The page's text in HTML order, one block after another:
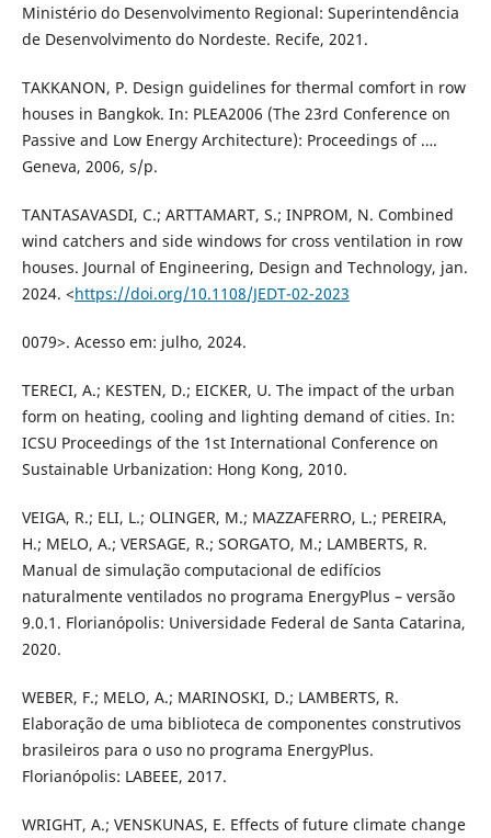
Ministério do Desenvolvimento Regional: Superintendência
de Desenvolvimento do Nordeste. Recife, 2021.
TAKKANON, P. Design guidelines for thermal comfort in row
houses in Bangkok. In: PLEA2006 (The 23rd Conference on
Passive and Low Energy Architecture): Proceedings of ….
Geneva, 2006, s/p.
TANTASAVASDI, C.; ARTTAMART, S.; INPROM, N. Combined
wind catchers and side windows for cross ventilation in row
houses. Journal of Engineering, Design and Technology, jan.
2024. <https://doi.org/10.1108/JEDT-02-2023
0079>. Acesso em: julho, 2024.
TERECI, A.; KESTEN, D.; EICKER, U. The impact of the urban
form on heating, cooling and lighting demand of cities. In:
ICSU Proceedings of the 1st International Conference on
Sustainable Urbanization: Hong Kong, 2010.
VEIGA, R.; ELI, L.; OLINGER, M.; MAZZAFERRO, L.; PEREIRA,
H.; MELO, A.; VERSAGE, R.; SORGATO, M.; LAMBERTS, R.
Manual de simulação computacional de edifícios
naturalmente ventilados no programa EnergyPlus – versão
9.0.1. Florianópolis: Universidade Federal de Santa Catarina,
2020.
WEBER, F.; MELO, A.; MARINOSKI, D.; LAMBERTS, R.
Elaboração de uma biblioteca de componentes construtivos
brasileiros para o uso no programa EnergyPlus.
Florianópolis: LABEEE, 2017.
WRIGHT, A.; VENSKUNAS, E. Effects of future climate change